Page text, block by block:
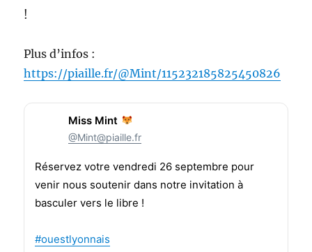
!
Plus d’infos :
https://piaille.fr/@Mint/115232185825450826
Miss Mint
@Mint@piaille.fr
Réservez votre vendredi 26 septembre pour
venir nous soutenir dans notre invitation à
basculer vers le libre !
#ouestlyonnais